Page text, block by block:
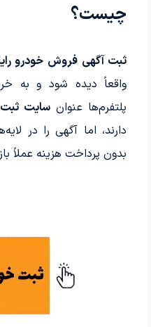
چیست؟
ثبت آگهی فروش خودرو
واقعاً دیده شود و به
پلتفرم‌ها عنوانسایت ثبت
دارند، اما آگهی را در
بدون پرداخت هزینه عملاً